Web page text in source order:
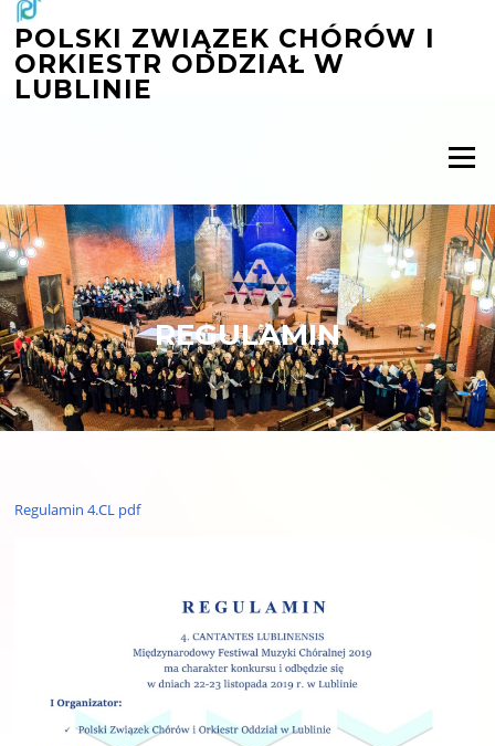
Przejdź
treści
POLSKI ZWIĄZEK CHÓRÓW I
ORKIESTR ODDZIAŁ W
LUBLINIE
Menu
REGULAMIN
Regulamin 4.CL pdf